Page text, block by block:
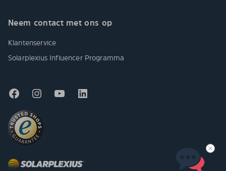
Neem contact met ons op
Klantenservice
Solarplexius Influencer Programma